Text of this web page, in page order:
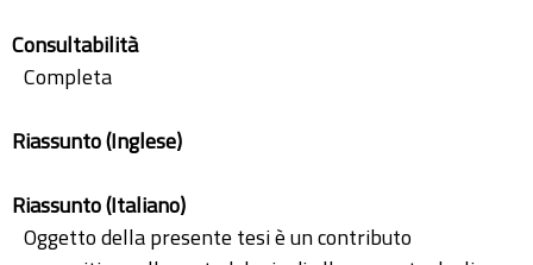
Consultabilità
Completa
Riassunto (Inglese)
Riassunto (Italiano)
Oggetto della presente tesi è un contributo